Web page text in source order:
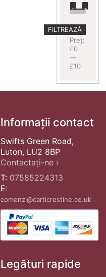
Preț
minim
Preț
maxim
FILTREAZĂ
Preț:
£0
—
£10
Informații contact
Swifts Green Road,
Luton, LU2 8BP
Contactați-ne ›
T: 07585224313
E:
comenzi@carticrestine.co.uk
Legături rapide